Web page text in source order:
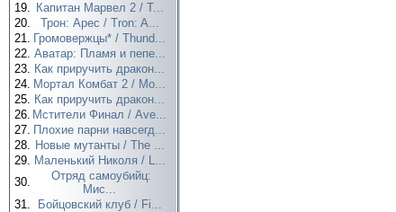
19. Капитан Марвел 2 / T...
20.
Трон: Арес / Tron: A...
21. Громовержцы* / Thund...
22. Аватар: Пламя и пепе...
23. Как приручить дракон...
24. Мортал Комбат 2 / Mo...
25. Как приручить дракон...
26. Мстители Финал / Ave...
27. Плохие парни навсегд...
28. Новые мутанты / The ...
29. Маленький Николя / L...
30.
Отряд самоубийц:
Мис...
31.
Бойцовский клуб / Fi...